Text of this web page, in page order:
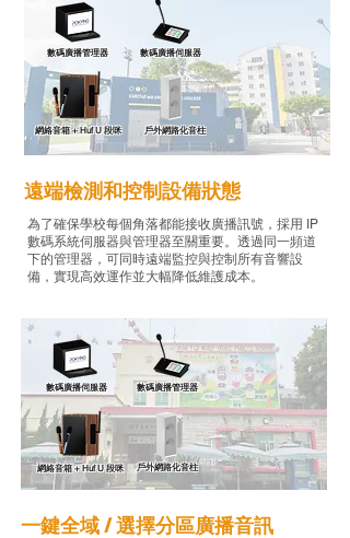
網絡音箱 + Huf U 段咪
數碼廣播伺服器
戶外網路化音柱
數碼廣播管理器
遠端檢測和控制設備狀態
為了確保學校每個角落都能接收廣播訊號，採用 IP
數碼系統伺服器與管理器至關重要。透過同一頻道
下的管理器，可同時遠端監控與控制所有音響設
備，實現高效運作並大幅降低維護成本。
網絡音箱 + Huf U 段咪
數碼廣播伺服器
戶外網路化音柱
數碼廣播管理器
​一鍵全域 / 選擇分區廣播音訊